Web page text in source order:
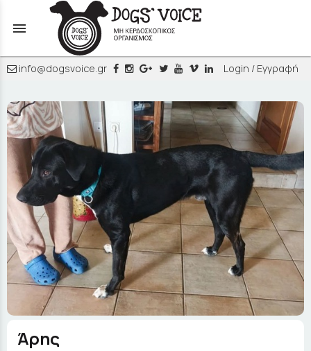
menu
info@dogsvoice.gr Login / Εγγραφή
Άρης